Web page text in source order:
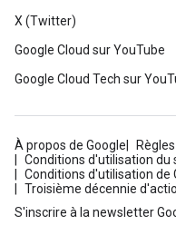
X (Twitter)
Google Cloud sur YouTube
Google Cloud Tech sur
À propos de Google
Conditions d'utilisation du
Conditions d'utilisation de
Troisième décennie
S'inscrire à la newsletter